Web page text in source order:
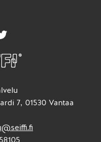
7, 01530 Vantaa